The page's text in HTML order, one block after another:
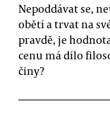
Nepoddávat se,
obětí a trvat na
pravdě, je
cenu má dílo
činy?